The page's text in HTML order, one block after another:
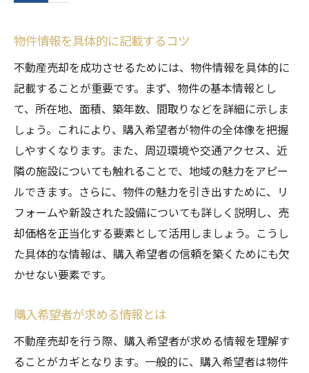
物件情報を具体的に記載するコツ
不動産売却を成功させるためには、物件情報を具体的に
記載することが重要です。まず、物件の基本情報とし
て、所在地、面積、築年数、間取りなどを詳細に示しま
しょう。これにより、購入希望者が物件の全体像を把握
しやすくなります。また、周辺環境や交通アクセス、近
隣の施設についても触れることで、地域の魅力をアピー
ルできます。さらに、物件の魅力を引き出すために、リ
フォームや新設された設備についても詳しく説明し、売
却価格を正当化する要素として活用しましょう。こうし
た具体的な情報は、購入希望者の信頼を築くためにも欠
かせない要素です。
購入希望者が求める情報とは
不動産売却を行う際、購入希望者が求める情報を理解す
ることがカギとなります。一般的に、購入希望者は物件